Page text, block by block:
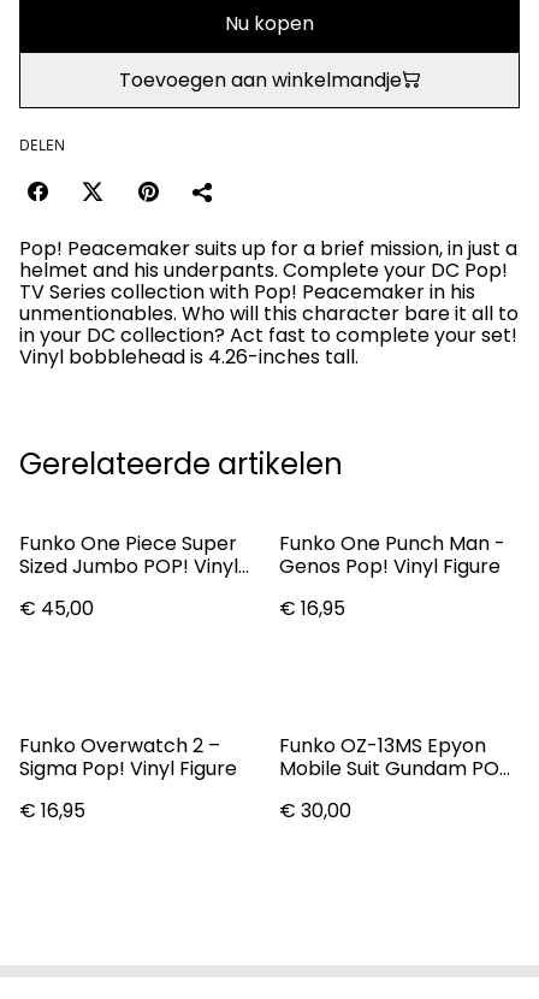
Nu kopen
Toevoegen aan winkelmandje
DELEN
Pop! Peacemaker suits up for a brief mission, in just a
helmet and his underpants. Complete your DC Pop!
TV Series collection with Pop! Peacemaker in his
unmentionables. Who will this character bare it all to
in your DC collection? Act fast to complete your set!
Vinyl bobblehead is 4.26-inches tall.
Gerelateerde artikelen
Funko One Piece Super
Sized Jumbo POP! Vinyl
€ 45,00
Funko One Punch Man -
Genos Pop! Vinyl Figure
€ 16,95
Funko Overwatch 2 –
Sigma Pop! Vinyl Figure
€ 16,95
Funko OZ-13MS Epyon
Mobile Suit Gundam POP!
€ 30,00